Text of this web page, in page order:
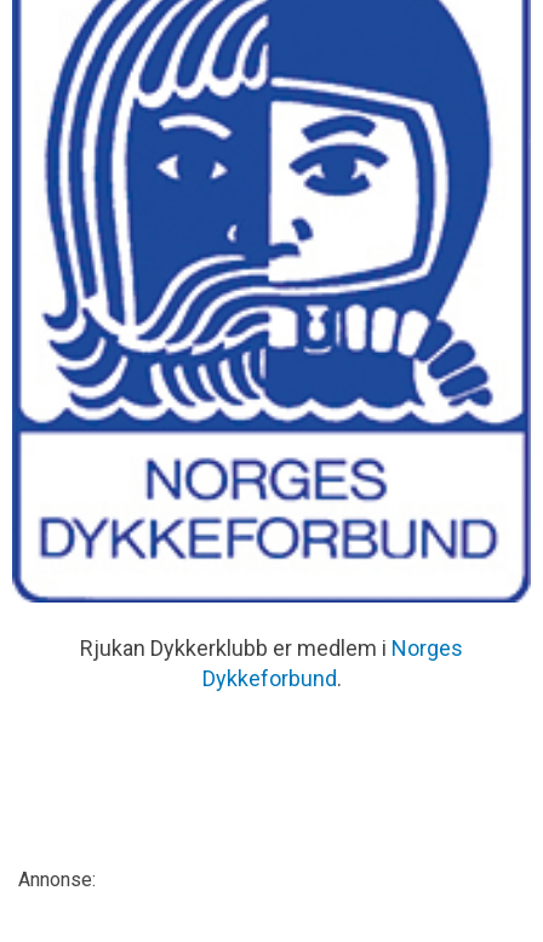
Rjukan Dykkerklubb er medlem i Norges
Dykkeforbund.
Annonse: